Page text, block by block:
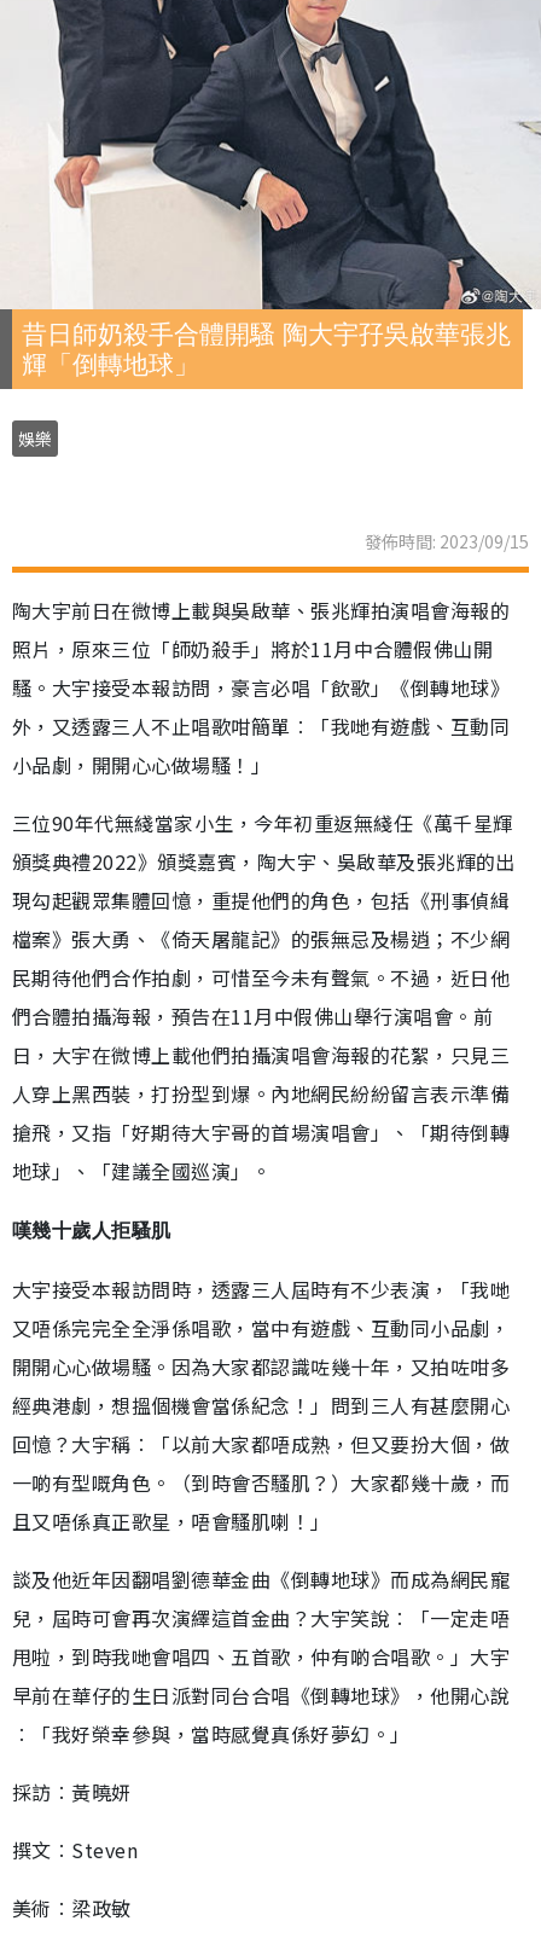
昔日師奶殺手合體開騷 陶大宇孖吳啟華張兆
輝「倒轉地球」
娛樂
發佈時間: 2023/09/15
陶大宇前日在微博上載與吳啟華、張兆輝拍演唱會海報的
照片，原來三位「師奶殺手」將於11月中合體假佛山開
騷。大宇接受本報訪問，豪言必唱「飲歌」《倒轉地球》
外，又透露三人不止唱歌咁簡單︰「我哋有遊戲、互動同
小品劇，開開心心做場騷！」
三位90年代無綫當家小生，今年初重返無綫任《萬千星輝
頒獎典禮2022》頒獎嘉賓，陶大宇、吳啟華及張兆輝的出
現勾起觀眾集體回憶，重提他們的角色，包括《刑事偵緝
檔案》張大勇、《倚天屠龍記》的張無忌及楊逍；不少網
民期待他們合作拍劇，可惜至今未有聲氣。不過，近日他
們合體拍攝海報，預告在11月中假佛山舉行演唱會。前
日，大宇在微博上載他們拍攝演唱會海報的花絮，只見三
人穿上黑西裝，打扮型到爆。內地網民紛紛留言表示準備
搶飛，又指「好期待大宇哥的首場演唱會」、「期待倒轉
地球」、「建議全國巡演」。
嘆幾十歲人拒騷肌
大宇接受本報訪問時，透露三人屆時有不少表演，「我哋
又唔係完完全全淨係唱歌，當中有遊戲、互動同小品劇，
開開心心做場騷。因為大家都認識咗幾十年，又拍咗咁多
經典港劇，想搵個機會當係紀念！」問到三人有甚麼開心
回憶？大宇稱︰「以前大家都唔成熟，但又要扮大個，做
一啲有型嘅角色。（到時會否騷肌？）大家都幾十歲，而
且又唔係真正歌星，唔會騷肌喇！」
談及他近年因翻唱劉德華金曲《倒轉地球》而成為網民寵
兒，屆時可會再次演繹這首金曲？大宇笑說︰「一定走唔
甩啦，到時我哋會唱四、五首歌，仲有啲合唱歌。」大宇
早前在華仔的生日派對同台合唱《倒轉地球》，他開心說
︰「我好榮幸參與，當時感覺真係好夢幻。」
採訪︰黃曉妍
撰文︰Steven
美術︰梁政敏